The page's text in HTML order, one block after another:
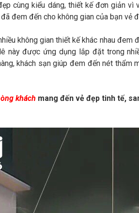
cùng kiểu dáng, thiết kế đơn giản
đem đến cho không gian của bạn vẻ
không gian thiết kế khác nhau đem
này được ứng dụng lắp đặt trong
khách sạn giúp đem đến nét thẩm
khách mang đến vẻ đẹp tinh tế,